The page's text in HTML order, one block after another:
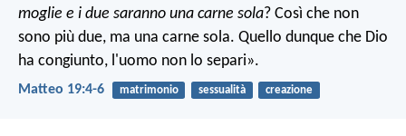
moglie e i due saranno una carne sola? Così che non
sono più due, ma una carne sola. Quello dunque che Dio
ha congiunto, l'uomo non lo separi».
Matteo 19:4-6 matrimonio sessualità creazione